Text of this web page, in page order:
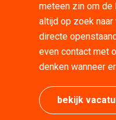
meteen zin om de
altijd op zoek
directe
even contact met
denken wanneer
bekijk